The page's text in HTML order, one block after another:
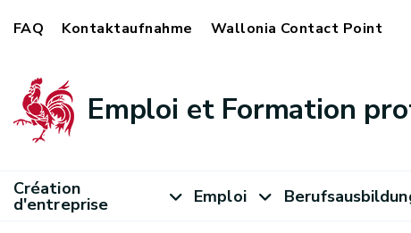
FAQ Kontaktaufnahme Wallonia Contact Point
Emploi et Formation
Création
d'entreprise Emploi